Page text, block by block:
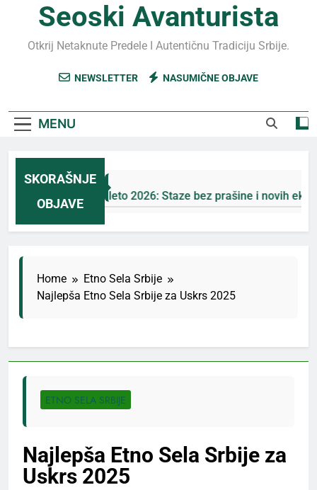
Seoski Avanturista
Otkrij Netaknute Predele I Autentičnu Tradiciju Srbije.
NEWSLETTER NASUMIČNE OBJAVE
MENU
SKORAŠNJE
OBJAVE
Jahorina leto 2026: Staze bez prašine i novih eko-
Home
Etno Sela Srbije
Najlepša Etno Sela Srbije za Uskrs 2025
ETNO SELA SRBIJE
Najlepša Etno Sela Srbije za
Uskrs 2025